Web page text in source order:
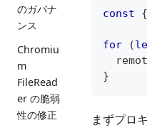
のガバナ
ンス
Chromiu
m
FileRead
er の脆弱
性の修正
const {
for (
}
まずプロ